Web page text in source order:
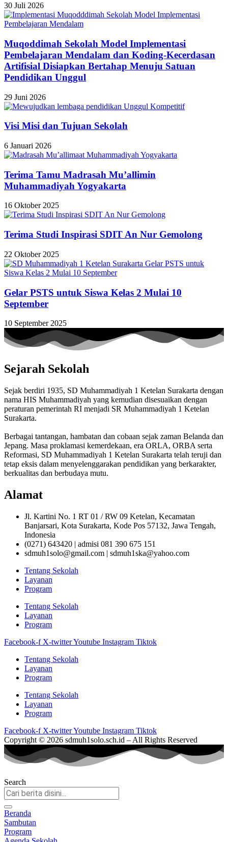
30 Juli 2026
Muqoddimah Sekolah Model Implementasi
Pembelajaran Mendalam dan Koding-Kecerdasan
Artifisial Disiapkan Bertahap Menuju Satuan
Pendidikan Unggul
29 Juni 2026
Visi Misi dan Tujuan Sekolah
6 Januari 2026
Terima Tamu Madrasah Mu’allimin
Muhammadiyah Yogyakarta
16 Oktober 2025
Terima Studi Inspirasi SDIT An Nur Gemolong
22 Oktober 2025
Gelar PSTS untuk Siswa Kelas 2 Mulai 10
September
10 September 2025
Sejarah Sekolah
Sejak berdiri 1935, SD Muhammadiyah 1 Ketelan Surakarta dengan
nama HIS Muhammadiyah yang kemudian disesuaikan dengan
peraturan pemerintah RI menjadi SR Muhammadiyah 1 Ketelan
Surakarta.
Berbagai tantangan, hambatan dan cobaan sejak zaman Belanda dan
Jepang. Masa proklamasi kemerdekaan, era ORLA, ORBA serta
Reformasi, SD Muhammadiyah 1 Ketelan Surakarta telah teruji dan
tetap eksis dalam menyelenggarakan pendidikan yang berkarakter,
berkualitas dan berbudaya mutu.
Alamat
Jl. Kartini No. 1 RT 01 / RW 09 Ketelan, Kecamatan
Banjarsari, Kota Surakarta, Kode Pos 57132, Jawa Tengah,
Indonesia
(0271) 643420 | admisi 081 390 675 151
sdmuh1solo@gmail.com | sdmuh1ska@yahoo.com
Tentang Sekolah
Layanan
Program
Tentang Sekolah
Layanan
Program
Facebook-f X-twitterYoutube Instagram Tiktok
Tentang Sekolah
Layanan
Program
Tentang Sekolah
Layanan
Program
Facebook-f X-twitterYoutube Instagram Tiktok
Copyright © 2026 sdmuh1solo.sch.id – All Rights Reserved
Search
Beranda
Sambutan
Program